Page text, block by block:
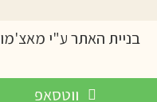
בניית האתר ע"י
ווטסאפ